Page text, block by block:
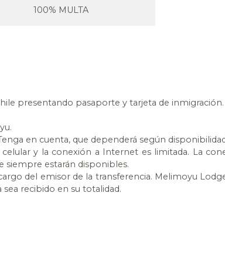
100% MULTA
presentando pasaporte y tarjeta de inmigración.
en cuenta, que dependerá según
y la conexión a Internet es limitada. La
siempre estarán disponibles.
del emisor de la transferencia. Melimoyu
recibido en su totalidad.